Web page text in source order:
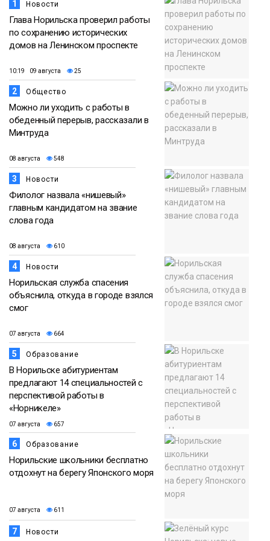
1 Новости
Глава Норильска проверил работы
по сохранению исторических
домов на Ленинском проспекте
10:19 09 августа 25
2 Общество
Можно ли уходить с работы в
обеденный перерыв, рассказали в
Минтруда
08 августа 548
3 Новости
Филолог назвала «нишевый»
главным кандидатом на звание
слова года
08 августа 610
4 Новости
Норильская служба спасения
объяснила, откуда в городе взялся
смог
07 августа 664
5 Образование
В Норильске абитуриентам
предлагают 14 специальностей с
перспективой работы в
«Норникеле»
07 августа 657
6 Образование
Норильские школьники бесплатно
отдохнут на берегу Японского моря
07 августа 611
7 Новости